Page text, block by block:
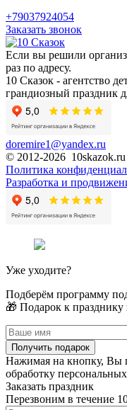
+79037924054
Заказать звонок
Если вы решили
раз по адресу.
10 Сказок - агентство
грандиозный праздник
doremire1@yandex.ru
© 2012-2026
Политика
Разработка и
Уже уходите?
Подберём программу
🎁 Подарок к
Получить подарок
Нажимая на кнопку, Вы
обработку
Заказать праздник
Перезвоним в течение